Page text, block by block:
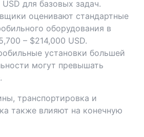
для базовых задач.
оценивают стандартные
оборудования в
– $214,000 USD.
установки большей
могут превышать
транспортировка и
также влияют на конечную